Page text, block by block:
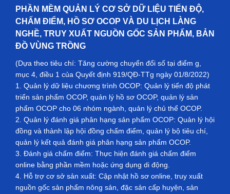
PHẦN MỀM QUẢN LÝ CƠ SỞ DỮ LIỆU TIẾN ĐỘ,
CHẤM ĐIỂM, HỒ SƠ OCOP VÀ DU LỊCH LÀNG
NGHỀ, TRUY XUẤT NGUỒN GỐC SẢN PHẨM, BẢN
ĐỒ VÙNG TRỒNG
(Dựa theo tiêu chí: Tăng cường chuyển đổi số tại điểm g,
mục 4, điều 1 của Quyết định 919/QĐ-TTg ngày 01/8/2022)
1. Quản lý dữ liệu chương trình OCOP: Quản lý tiến độ phát
triển sản phẩm OCOP, quản lý hồ sơ OCOP, quản lý sản
phẩm OCOP cho 06 nhóm ngành, quản lý chủ thể OCOP.
2. Quản lý đánh giá phân hạng sản phẩm OCOP: Quản lý hội
đồng và thành lập hội đồng chấm điểm, quản lý bộ tiêu chí,
quản lý kết quả đánh giá phân hạng sản phẩm OCOP.
3. Đánh giá chấm điểm: Thực hiện đánh giá chấm điểm
online bằng phần mềm hoặc ứng dụng di động.
4. Hỗ trợ cơ sở sản xuất: Cập nhật hồ sơ online, truy xuất
nguồn gốc sản phẩm nông sản, đặc sản cấp huyện, sản